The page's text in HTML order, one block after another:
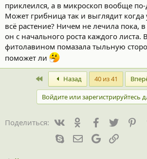
приклеился, а в микроскоп вообще
Может грибница так и выглядит когда
всё растение? Ничем не лечила пока,
он с начального роста каждого листа.
фитолавином помазала тыльную
поможет ли
First Назад 40 из 41
Войдите или зарегистрируйтесь
Поделиться: Facebook
Twitter
Skype Электронная
Google